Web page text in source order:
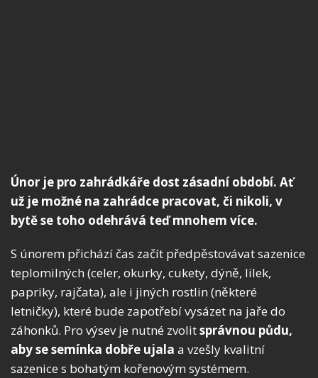
Únor je pro zahrádkáře dost zásadní období. Ať
už je možné na zahrádce pracovat, či nikoli, v
bytě se toho odehrává teď mnohem více.
S únorem přichází čas začít předpěstovávat sazenice
teplomilných (celer, okurky, cukety, dýně, lilek,
papriky, rajčata), ale i jiných rostlin (některé
letničky), které bude zapotřebí vysázet na jaře do
záhonků. Pro výsev je nutné zvolitsprávnou půdu,
aby se semínka dobře ujala a vzešly kvalitní
sazenice s bohatým kořenovým systémem.